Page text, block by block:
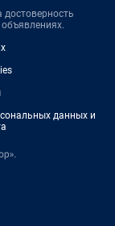
достоверность
данных и